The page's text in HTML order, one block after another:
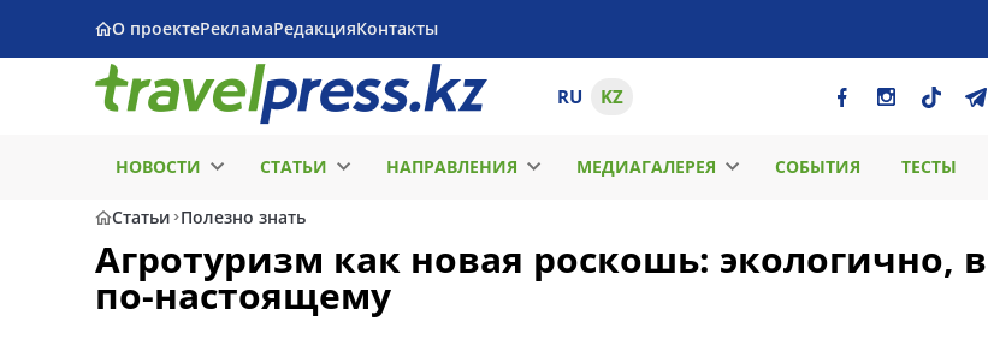
О проектеРекламаРедакцияКонтакты
RU KZ
НОВОСТИ СТАТЬИ НАПРАВЛЕНИЯ МЕДИАГАЛЕРЕЯ СОБЫТИЯ ТЕСТЫ
Статьи Полезно знать
Агротуризм как новая роскошь: экологично,
по-настоящему